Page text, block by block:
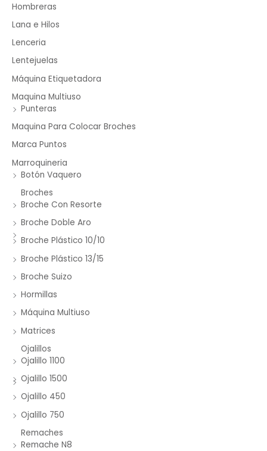
Hombreras
Lana e Hilos
Lenceria
Lentejuelas
Máquina Etiquetadora
Maquina Multiuso
Punteras
Maquina Para Colocar Broches
Marca Puntos
Marroquineria
Botón Vaquero
Broches
Broche Con Resorte
Broche Doble Aro
Broche Plástico 10/10
Broche Plástico 13/15
Broche Suizo
Hormillas
Máquina Multiuso
Matrices
Ojalillos
Ojalillo 1100
Ojalillo 1500
Ojalillo 450
Ojalillo 750
Remaches
Remache N8